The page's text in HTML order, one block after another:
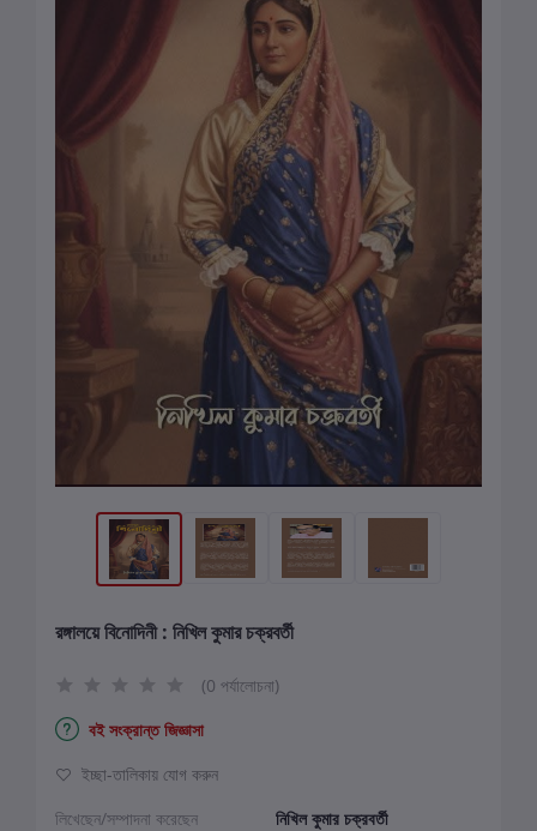
রঙ্গালয়ে বিনোদিনী : নিখিল কুমার চক্রবর্তী
(0 পর্যালোচনা)
বই সংক্রান্ত জিজ্ঞাসা
ইচ্ছা-তালিকায় যোগ করুন
লিখেছেন/সম্পাদনা করেছেন
নিখিল কুমার চক্রবর্তী